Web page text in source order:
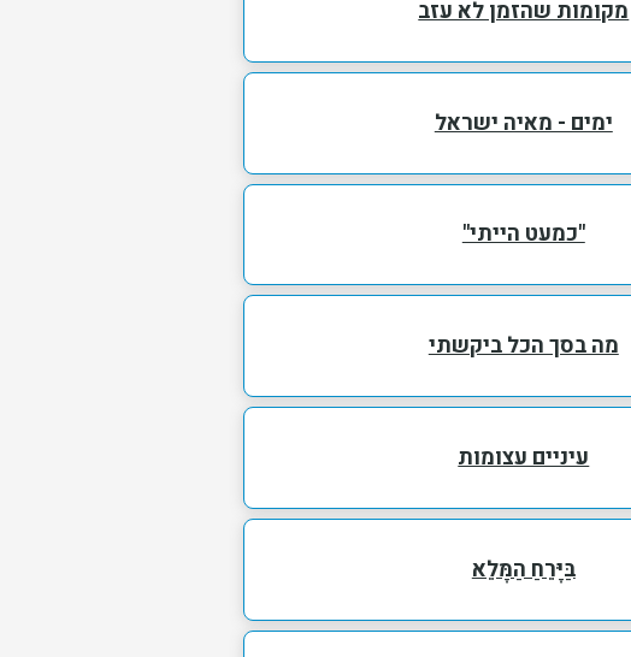
מקומות שהזמן לא עזב
ימים - מאיה ישראל
"כמעט הייתי"
מה בסך הכל ביקשתי
עיניים עצומות
בַּיָּרֵחַ הַמָּלֵא